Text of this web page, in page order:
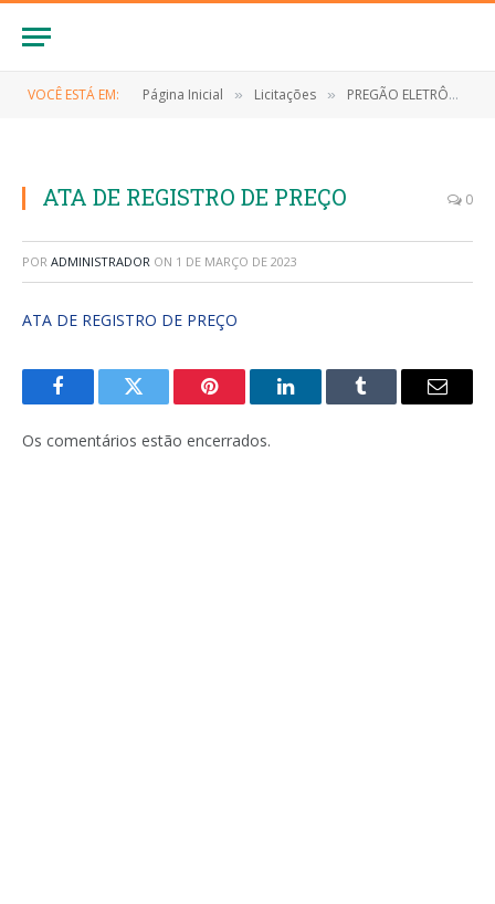
VOCÊ ESTÁ EM: Página Inicial » Licitações » PREGÃO ELETRÔNICO Nº 034/2022-SRP (CONTRATAÇÃO DE EMPRESA PARA PRESTAÇÃO DE SERVIÇOS DE DEDETIZAÇÃO, DESCUPINIZAÇÃO, DESRATIZAÇÃO E LIMPEZA DE FOSSAS DOS PRÉDIOS PRÓPRIOS E OU ALUGADOS DA SECRETARIA MUNICIPAL DE EDUCAÇÃO DO MUNICÍPIO DE ANAPURUS/MA)
ATA DE REGISTRO DE PREÇO 0
POR ADMINISTRADOR ON 1 DE MARÇO DE 2023
ATA DE REGISTRO DE PREÇO
FacebookTwitter Pinterest LinkedInTumblr
E-
Os comentários estão encerrados.